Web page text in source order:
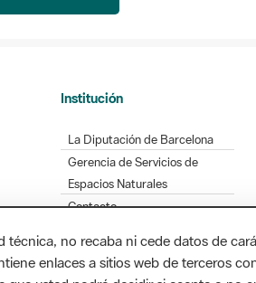
Institución
La Diputación de Barcelona
Gerencia de Servicios de
Espacios Naturales
Contacto
técnica, no recaba ni cede datos de
enlaces a sitios web de terceros